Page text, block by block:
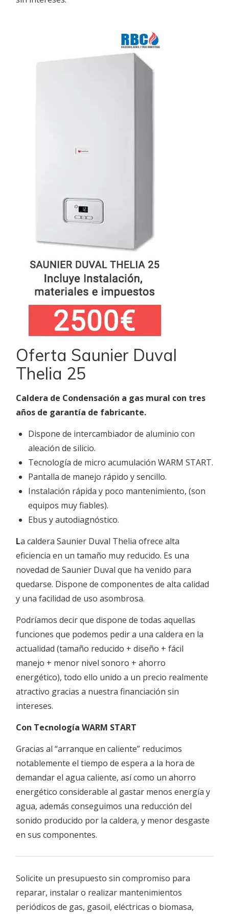
Oferta Saunier Duval
Thelia 25
Caldera de Condensación a gas mural con tres
años de garantía de fabricante.
Dispone de intercambiador de aluminio con
aleación de silicio.
Tecnología de micro acumulación WARM START.
Pantalla de manejo rápido y sencillo.
Instalación rápida y poco mantenimiento, (son
equipos muy fiables).
Ebus y autodiagnóstico.
La caldera Saunier Duval Thelia ofrece alta
eficiencia en un tamaño muy reducido. Es una
novedad de Saunier Duval que ha venido para
quedarse. Dispone de componentes de alta calidad
y una facilidad de uso asombrosa.
Podríamos decir que dispone de todas aquellas
funciones que podemos pedir a una caldera en la
actualidad (tamaño reducido + diseño + fácil
manejo + menor nivel sonoro + ahorro
energético), todo ello unido a un precio realmente
atractivo gracias a nuestra financiación sin
intereses.
Con Tecnología WARM START
Gracias al “arranque en caliente” reducimos
notablemente el tiempo de espera a la hora de
demandar el agua caliente, así como un ahorro
energético considerable al gastar menos energía y
agua, además conseguimos una reducción del
sonido producido por la caldera, y menor desgaste
en sus componentes.
Solicite un presupuesto sin compromiso para
reparar, instalar o realizar mantenimientos
periódicos de gas, gasoil, eléctricas o biomasa,